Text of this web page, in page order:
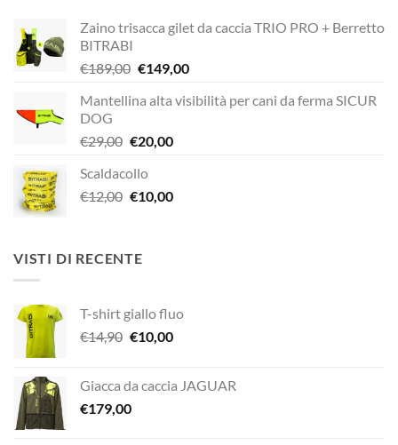
Zaino trisacca gilet da caccia TRIO PRO + Berretto
BITRABI
€189,00 Il
originale
€189,00.
€149,00Il
attuale
Mantellina alta visibilità per cani da ferma SICUR
DOG
€29,00 Il
originale
era:
€20,00Il
è:
Scaldacollo
€12,00 Il
era:
€10,00Il
VISTI DI RECENTE
T-shirt giallo fluo
€14,90 Il
era:
€14,90.
€10,00Il
è:
Giacca da caccia JAGUAR
€179,00